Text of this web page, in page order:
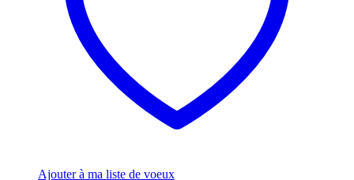
Ajouter à ma liste de voeux